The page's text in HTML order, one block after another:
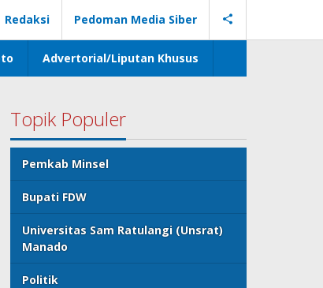
Redaksi Pedoman Media Siber
Advertorial/Liputan Khusus
Topik Populer
Pemkab Minsel
Bupati FDW
Universitas Sam Ratulangi (Unsrat)
Manado
Politik